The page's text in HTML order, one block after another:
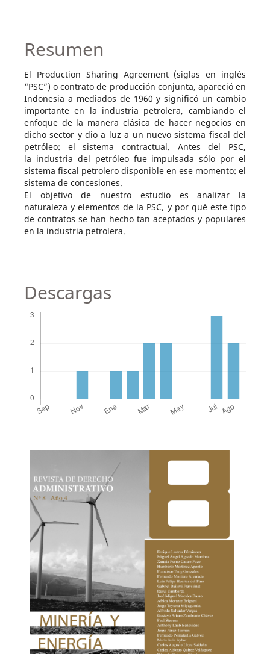
Resumen
El Production Sharing Agreement (siglas en inglés
“PSC”) o contrato de producción conjunta, apareció en
Indonesia a mediados de 1960 y significó un cambio
importante en la industria petrolera, cambiando el
enfoque de la manera clásica de hacer negocios en
dicho sector y dio a luz a un nuevo sistema fiscal del
petróleo: el sistema contractual. Antes del PSC,
la industria del petróleo fue impulsada sólo por el
sistema fiscal petrolero disponible en ese momento: el
sistema de concesiones.
El objetivo de nuestro estudio es analizar la
naturaleza y elementos de la PSC, y por qué este tipo
de contratos se han hecho tan aceptados y populares
en la industria petrolera.
Descargas